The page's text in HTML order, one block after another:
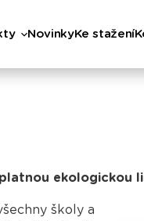
NovinkyKe stažení
ekologickou
školy a